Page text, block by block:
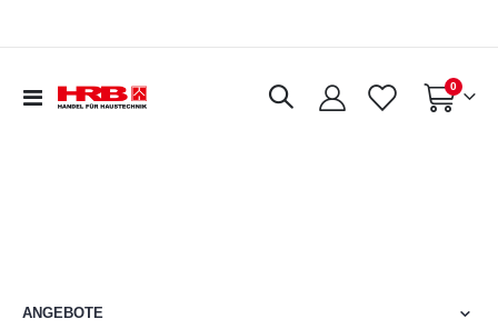
Navigation
Warenkorb
0
ANGEBOTE